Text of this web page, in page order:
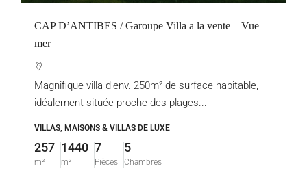
CAP D’ANTIBES / Garoupe Villa a la vente – Vue
mer
Magnifique villa d’env. 250m² de surface habitable,
idéalement située proche des plages...
VILLAS, MAISONS & VILLAS DE LUXE
257
m²
1440
m²
7
Pièces
5
Chambres